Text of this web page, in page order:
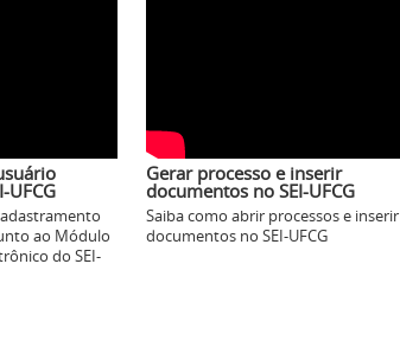
UFCG
ao Módulo
do SEI-
Gerar processo e inserir
documentos no SEI-UFCG
Saiba como abrir processos e inserir
documentos no SEI-UFCG